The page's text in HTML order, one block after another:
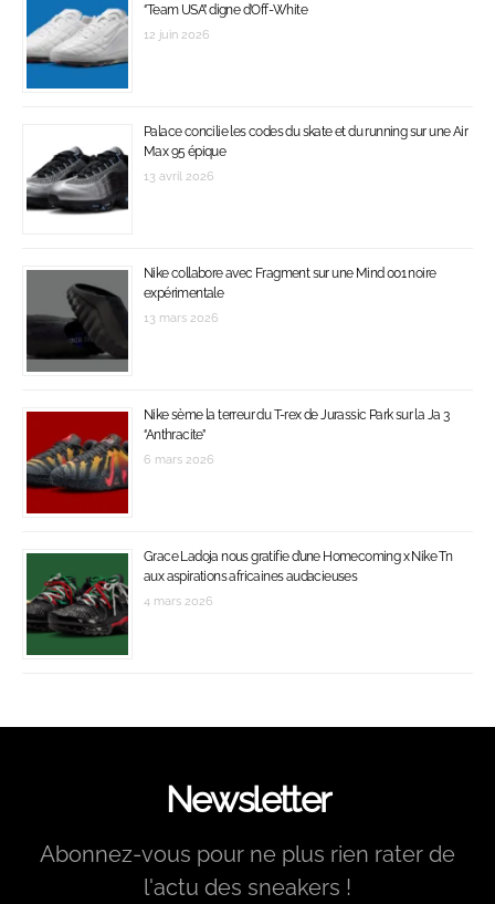
‘’Team USA’’ digne d’Off-White
12 juin 2026
Palace concilie les codes du skate et du running sur une Air
Max 95 épique
13 avril 2026
Nike collabore avec Fragment sur une Mind 001 noire
expérimentale
13 mars 2026
Nike sème la terreur du T-rex de Jurassic Park sur la Ja 3
‘’Anthracite’’
6 mars 2026
Grace Ladoja nous gratifie d’une Homecoming x Nike Tn
aux aspirations africaines audacieuses
4 mars 2026
Newsletter
Abonnez-vous pour ne plus rien rater de
l'actu des sneakers !